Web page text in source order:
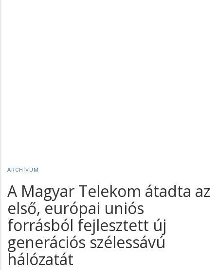
ARCHÍVUM
A Magyar Telekom átadta az
első, európai uniós
forrásból fejlesztett új
generációs szélessávú
hálózatát